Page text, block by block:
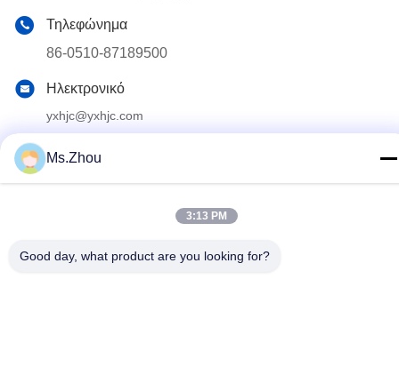
Τηλεφώνημα
86-0510-87189500
Ηλεκτρονικό
yxhjc@yxhjc.com
Διεύθυνση
Κίνα Καλή ποιότητα Κεραμικά υποστρώματα Προμηθευτής.
Ms.Zhou
3:13 PM
Good day, what product are you looking for?